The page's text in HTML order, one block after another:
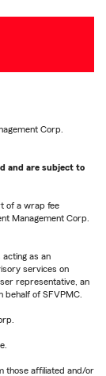
Corp.
and are subject to
of a wrap fee
Management Corp.
as an
services on
representative, an
of SFVPMC.
those affiliated and/or